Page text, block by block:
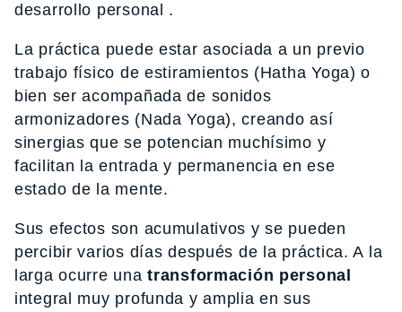
desarrollo personal .
La práctica puede estar asociada a un previo
trabajo físico de estiramientos (Hatha Yoga) o
bien ser acompañada de sonidos
armonizadores (Nada Yoga), creando así
sinergias que se potencian muchísimo y
facilitan la entrada y permanencia en ese
estado de la mente.
Sus efectos son acumulativos y se pueden
percibir varios días después de la práctica. A la
larga ocurre una transformación personal
integral muy profunda y amplia en sus